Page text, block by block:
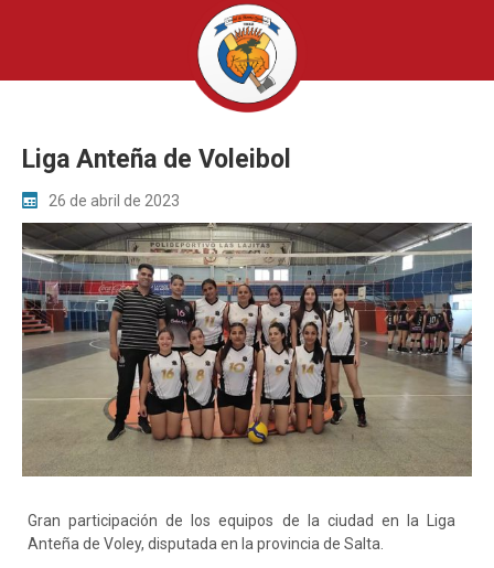
Liga Anteña de Voleibol
26 de abril de 2023
Gran participación de los equipos de la ciudad en la Liga
Anteña de Voley, disputada en la provincia de Salta.